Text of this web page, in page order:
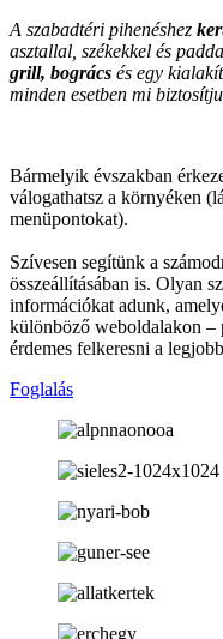
A szabadtéri pihenéshez
asztallal, székekkel és
grill, bogrács és egy
minden esetben mi
Bármelyik évszakban
válogathatsz a környéken
menüpontokat).
Szívesen segítünk a
összeállításában is. Olyan
információkat adunk,
különböző weboldalakon
érdemes felkeresni a
Foglalás